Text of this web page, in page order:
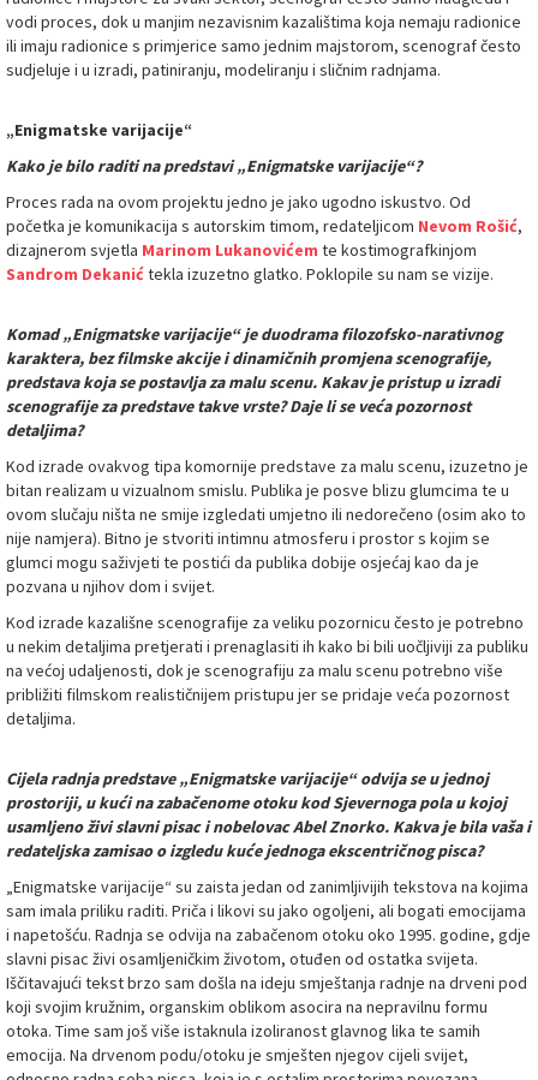
vodi proces, dok u manjim nezavisnim kazalištima koja nemaju radionice
ili imaju radionice s primjerice samo jednim majstorom, scenograf često
sudjeluje i u izradi, patiniranju, modeliranju i sličnim radnjama.
„Enigmatske varijacije“
Kako je bilo raditi na predstavi „Enigmatske varijacije“?
Proces rada na ovom projektu jedno je jako ugodno iskustvo. Od
početka je komunikacija s autorskim timom, redateljicom Nevom Rošić,
dizajnerom svjetla Marinom Lukanovićem te kostimografkinjom
Sandrom Dekanićtekla izuzetno glatko. Poklopile su nam se vizije.
Komad „Enigmatske varijacije“ je duodrama filozofsko-narativnog
karaktera, bez filmske akcije i dinamičnih promjena scenografije,
predstava koja se postavlja za malu scenu. Kakav je pristup u izradi
scenografije za predstave takve vrste? Daje li se veća pozornost
detaljima?
Kod izrade ovakvog tipa komornije predstave za malu scenu, izuzetno je
bitan realizam u vizualnom smislu. Publika je posve blizu glumcima te u
ovom slučaju ništa ne smije izgledati umjetno ili nedorečeno (osim ako to
nije namjera). Bitno je stvoriti intimnu atmosferu i prostor s kojim se
glumci mogu saživjeti te postići da publika dobije osjećaj kao da je
pozvana u njihov dom i svijet.
Kod izrade kazališne scenografije za veliku pozornicu često je potrebno
u nekim detaljima pretjerati i prenaglasiti ih kako bi bili uočljiviji za publiku
na većoj udaljenosti, dok je scenografiju za malu scenu potrebno više
približiti filmskom realističnijem pristupu jer se pridaje veća pozornost
detaljima.
Cijela radnja predstave „Enigmatske varijacije“ odvija se u jednoj
prostoriji, u kući na zabačenome otoku kod Sjevernoga pola u kojoj
usamljeno živi slavni pisac i nobelovac Abel Znorko. Kakva je bila vaša i
redateljska zamisao o izgledu kuće jednoga ekscentričnog pisca?
„Enigmatske varijacije“ su zaista jedan od zanimljivijih tekstova na kojima
sam imala priliku raditi. Priča i likovi su jako ogoljeni, ali bogati emocijama
i napetošću. Radnja se odvija na zabačenom otoku oko 1995. godine, gdje
slavni pisac živi osamljeničkim životom, otuđen od ostatka svijeta.
Iščitavajući tekst brzo sam došla na ideju smještanja radnje na drveni pod
koji svojim kružnim, organskim oblikom asocira na nepravilnu formu
otoka. Time sam još više istaknula izoliranost glavnog lika te samih
emocija. Na drvenom podu/otoku je smješten njegov cijeli svijet,